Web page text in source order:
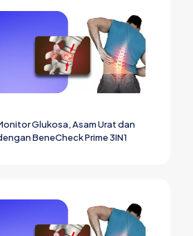
Glukosa, Asam Urat dan
BeneCheck Prime 3IN1